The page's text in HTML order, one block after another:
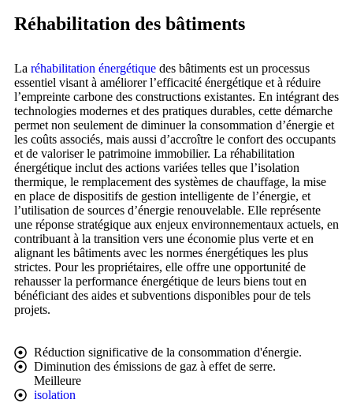
Réhabilitation des bâtiments
La réhabilitation énergétique des bâtiments est un processus
essentiel visant à améliorer l’efficacité énergétique et à réduire
l’empreinte carbone des constructions existantes. En intégrant des
technologies modernes et des pratiques durables, cette démarche
permet non seulement de diminuer la consommation d’énergie et
les coûts associés, mais aussi d’accroître le confort des occupants
et de valoriser le patrimoine immobilier. La réhabilitation
énergétique inclut des actions variées telles que l’isolation
thermique, le remplacement des systèmes de chauffage, la mise
en place de dispositifs de gestion intelligente de l’énergie, et
l’utilisation de sources d’énergie renouvelable. Elle représente
une réponse stratégique aux enjeux environnementaux actuels, en
contribuant à la transition vers une économie plus verte et en
alignant les bâtiments avec les normes énergétiques les plus
strictes. Pour les propriétaires, elle offre une opportunité de
rehausser la performance énergétique de leurs biens tout en
bénéficiant des aides et subventions disponibles pour de tels
projets.
Réduction significative de la consommation d'énergie.
Diminution des émissions de gaz à effet de serre.
Meilleure
isolation